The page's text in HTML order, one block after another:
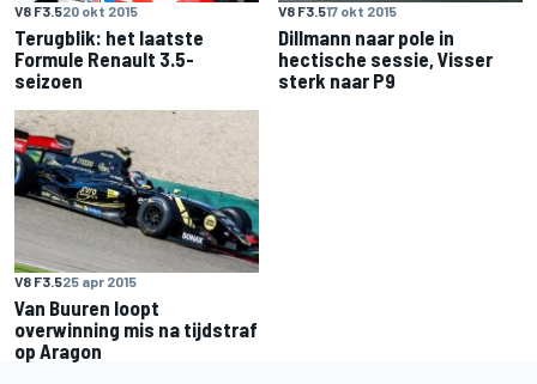
V8 F3.520 okt 2015
Terugblik: het laatste
Formule Renault 3.5-
seizoen
V8 F3.517 okt 2015
Dillmann naar pole in
hectische sessie, Visser
sterk naar P9
V8 F3.525 apr 2015
Van Buuren loopt
overwinning mis na tijdstraf
op Aragon